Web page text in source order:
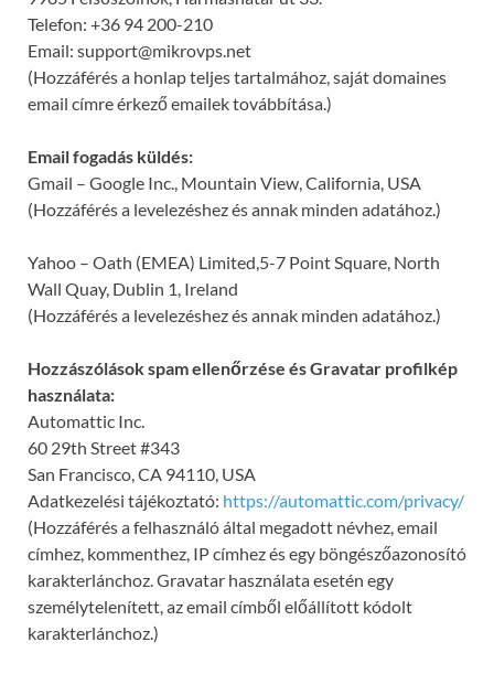
Telefon: +36 94 200-210
Email: support@mikrovps.net
(Hozzáférés a honlap teljes tartalmához, saját domaines
email címre érkező emailek továbbítása.)
Email fogadás küldés:
Gmail – Google Inc., Mountain View, California, USA
(Hozzáférés a levelezéshez és annak minden adatához.)
Yahoo – Oath (EMEA) Limited,5-7 Point Square, North
Wall Quay, Dublin 1, Ireland
(Hozzáférés a levelezéshez és annak minden adatához.)
Hozzászólások spam ellenőrzése és Gravatar profilkép
használata:
Automattic Inc.
60 29th Street #343
San Francisco, CA 94110, USA
Adatkezelési tájékoztató: https://automattic.com/privacy/
(Hozzáférés a felhasználó által megadott névhez, email
címhez, kommenthez, IP címhez és egy böngészőazonosító
karakterlánchoz. Gravatar használata esetén egy
személytelenített, az email címből előállított kódolt
karakterlánchoz.)